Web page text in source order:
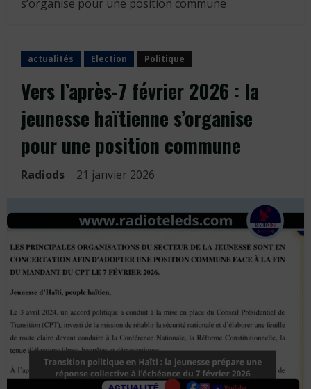
s’organise pour une position commune
actualités Election Politique
Vers l’après-7 février 2026 : la
jeunesse haïtienne s’organise
pour une position commune
Radiods 21 janvier 2026